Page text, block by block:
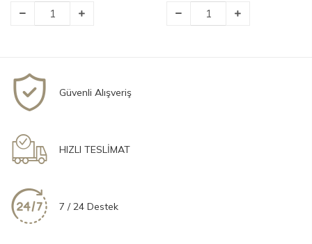
Güvenli Alışveriş
HIZLI TESLİMAT
7 / 24 Destek